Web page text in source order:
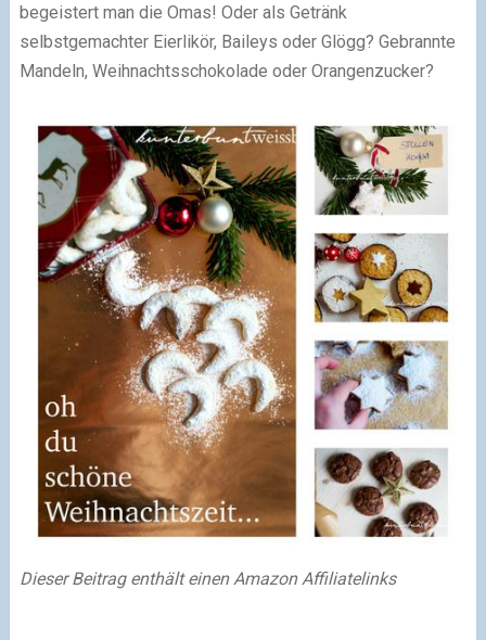
begeistert man die Omas! Oder als Getränk
selbstgemachter Eierlikör, Baileys oder Glögg? Gebrannte
Mandeln, Weihnachtsschokolade oder Orangenzucker?
Dieser Beitrag enthält einen Amazon Affiliatelinks